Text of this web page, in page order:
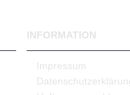
INFORMATION
Impressum